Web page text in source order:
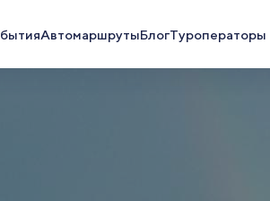
АвтомаршрутыБлогТуроператоры